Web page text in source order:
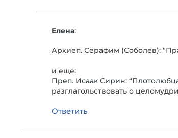
Елена:
Архиеп. Серафим (Соболев):
и еще:
Преп. Исаак Сирин:
разглагольствовать о
Ответить